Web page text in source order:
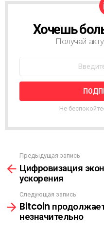
О
Т
Н
А
Ы
Л
К
А
Хочешь
Получай
Не
м
е
Предыдущая запись
Цифровизация
ускорения
Следующая запись
Bitcoin
незначительно